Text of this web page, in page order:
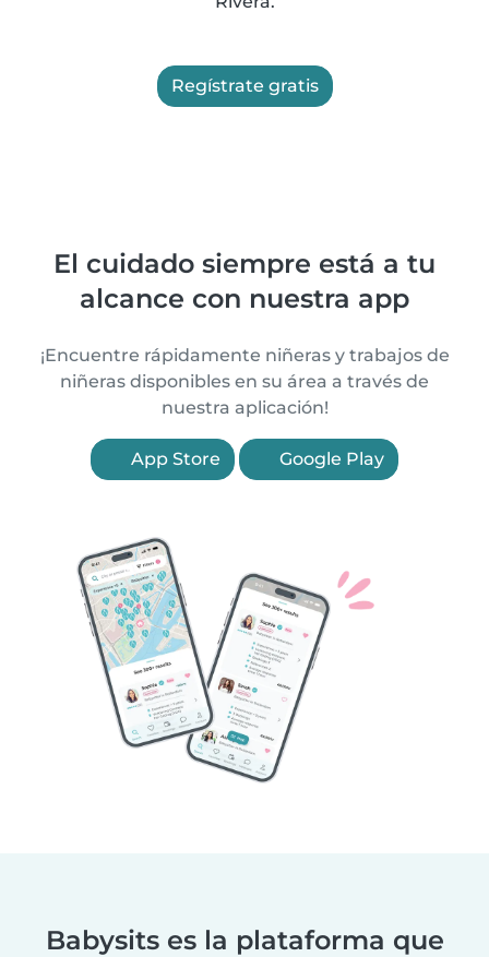
Regístrate gratis
El cuidado siempre está a tu
alcance con nuestra app
¡Encuentre rápidamente niñeras y trabajos de
niñeras disponibles en su área a través de
nuestra aplicación!
App Store Google Play
Babysits es la plataforma que